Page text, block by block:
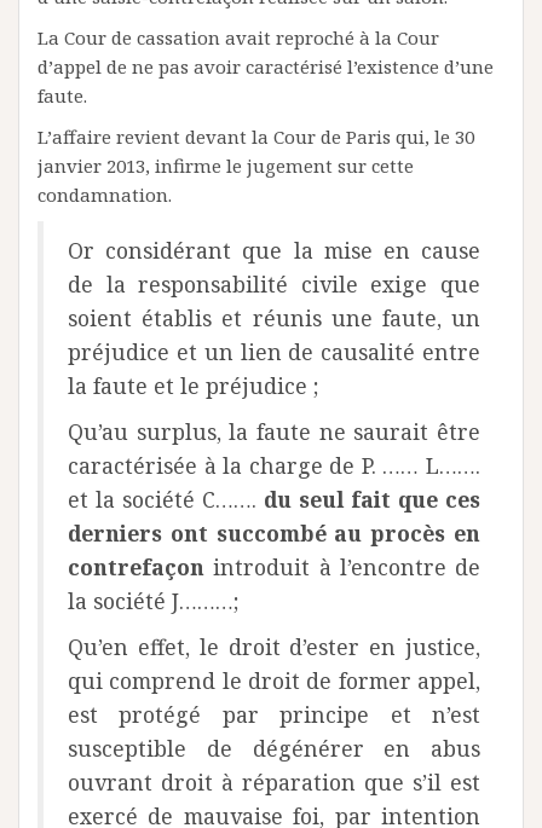
La Cour de cassation avait reproché à la Cour
d’appel de ne pas avoir caractérisé l’existence d’une
faute.
L’affaire revient devant la Cour de Paris qui, le 30
janvier 2013, infirme le jugement sur cette
condamnation.
Or considérant que la mise en cause
de la responsabilité civile exige que
soient établis et réunis une faute, un
préjudice et un lien de causalité entre
la faute et le préjudice ;
Qu’au surplus, la faute ne saurait être
caractérisée à la charge de P. …… L…….
et la société C……. du seul fait que ces
derniers ont succombé au procès en
contrefaçonintroduit à l’encontre de
la société J………;
Qu’en effet, le droit d’ester en justice,
qui comprend le droit de former appel,
est protégé par principe et n’est
susceptible de dégénérer en abus
ouvrant droit à réparation que s’il est
exercé de mauvaise foi, par intention